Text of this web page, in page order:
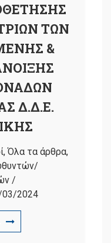
ΤΩΝ
&
Δ.Δ.Ε.
,Όλα τα άρθρα,
/
2024